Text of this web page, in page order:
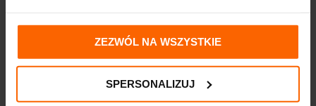
ZEZWÓL NA WSZYSTKIE
SPERSONALIZUJ
Sutricon Kids plastry
3 cm x 7 cm 1 szt
AVENE Cicalfate+ Żel na
57,70zł